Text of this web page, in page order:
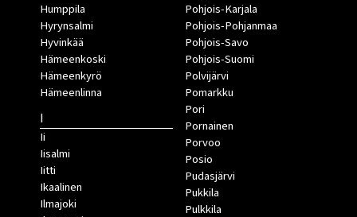
Humppila
Hyrynsalmi
Hyvinkää
Hämeenkoski
Hämeenkyrö
Hämeenlinna
I
Ii
Iisalmi
Iitti
Ikaalinen
Ilmajoki
Pohjois-Karjala
Pohjois-Pohjanmaa
Pohjois-Savo
Pohjois-Suomi
Polvijärvi
Pomarkku
Pori
Pornainen
Porvoo
Posio
Pudasjärvi
Pukkila
Pulkkila